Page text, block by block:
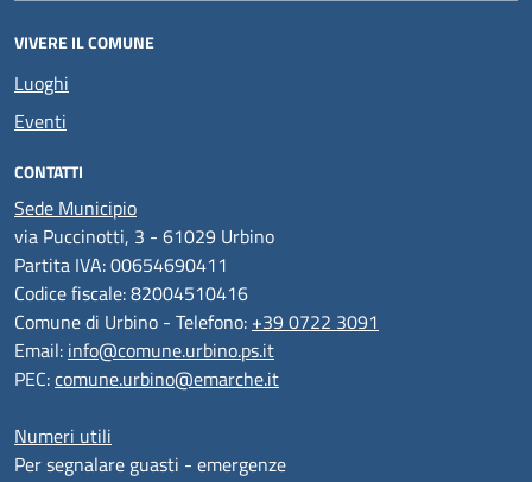
VIVERE IL COMUNE
Luoghi
Eventi
CONTATTI
Sede Municipio
via Puccinotti, 3 - 61029 Urbino
Partita IVA: 00654690411
Codice fiscale: 82004510416
Comune di Urbino - Telefono: +39 0722 3091
Email: info@comune.urbino.ps.it
PEC:comune.urbino@emarche.it
Numeri utili
Per segnalare guasti - emergenze